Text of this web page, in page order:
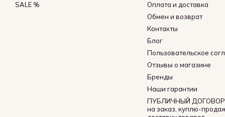
SALE %
Оплата и доставка
Обмен и возврат
Контакты
Блог
Пользовательское
Отзывы о магазине
Бренды
Наши гарантии
ПУБЛИЧНЫЙ ДОГОВОР
на заказ, куплю-